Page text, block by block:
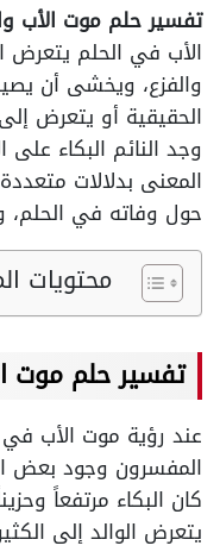
تفسير حلم موت الأب
الأب في الحلم يتعرض
والفزع، ويخشى أن
الحقيقية أو يتعرض
وجد النائم البكاء
المعنى بدلالات
حول وفاته في الحلم،
محتويات
تفسير حلم موت
عند رؤية موت الأب في
المفسرون وجود بعض
كان البكاء مرتفعاً
يتعرض الوالد إلى